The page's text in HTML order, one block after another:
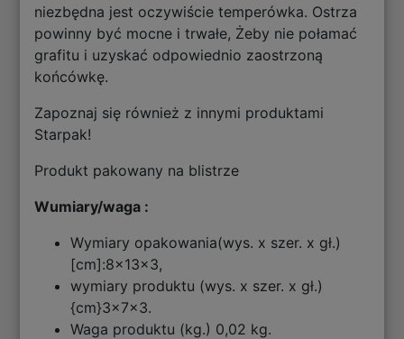
niezbędna jest oczywiście temperówka. Ostrza
powinny być mocne i trwałe, Żeby nie połamać
grafitu i uzyskać odpowiednio zaostrzoną
końcówkę.
Zapoznaj się również z innymi produktami
Starpak!
Produkt pakowany na blistrze
Wumiary/waga :
Wymiary opakowania(wys. x szer. x gł.)
[cm]:8x13x3,
wymiary produktu (wys. x szer. x gł.)
{cm}3x7x3.
Waga produktu (kg.) 0,02 kg.